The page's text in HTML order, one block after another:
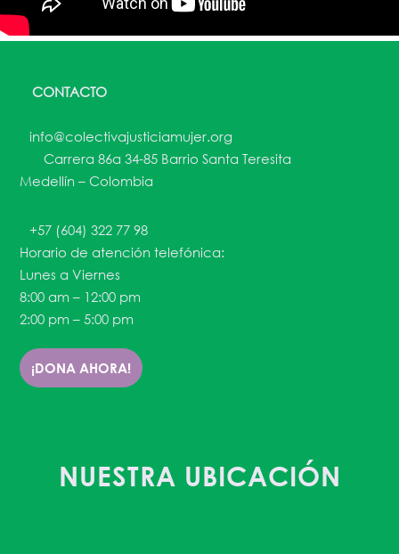
CONTACTO
info@colectivajusticiamujer.org
Carrera 86a 34-85 Barrio Santa Teresita
Medellín – Colombia
+57 (604) 322 77 98
Horario de atención telefónica:
Lunes a Viernes
8:00 am – 12:00 pm
2:00 pm – 5:00 pm
¡DONA AHORA!
NUESTRA UBICACIÓN